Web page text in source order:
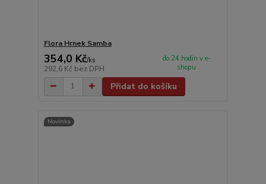
Flora Hrnek Samba
354,0 Kč/ks
292,6 Kč bez DPH
do 24 hodin v e-
shopu
Přidat do košíku
Novinka